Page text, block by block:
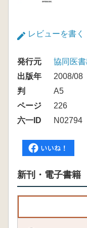
レビューを書く
発行元
協同医
出版年
2008/08
判
A5
ページ
226
六一ID
N02794
新刊・電子書籍